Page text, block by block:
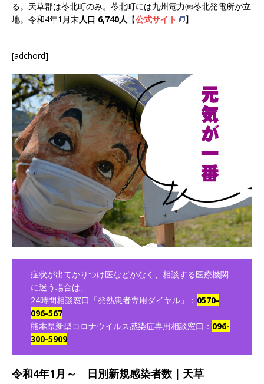
る。天草郡は苓北町のみ。苓北町には九州電力㈱苓北発電所が立
地。令和4年1月末人口 6,740人 【公式サイト 】
[adchord]
症状が出てかりつけ医などがなく、相談する医療機関
に迷う場合は、
24時間相談窓口「発熱患者専用ダイヤル」： 0570-
096-567
熊本県新型コロナウイルス感染症専用相談窓口： 096-
300-5909
令和4年1月～ 日別新規感染者数｜天草